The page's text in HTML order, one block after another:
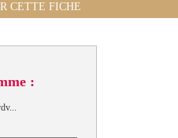
CETTE FICHE
: